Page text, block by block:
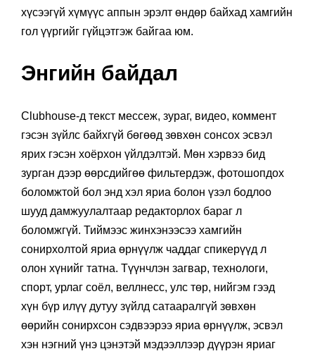
хүсээгүй хүмүүс аппын эрэлт өндөр байхад хамгийн
гол үүргийг гүйцэтгэж байгаа юм.
Энгийн байдал
Clubhouse-д текст мессеж, зураг, видео, коммент
гэсэн зүйлс байхгүй бөгөөд зөвхөн сонсох эсвэл
ярих гэсэн хоёрхон үйлдэлтэй. Мөн хэрвээ бид
зурган дээр өөрсдийгөө фильтердэж, фотошопдох
боломжтой бол энд хэл яриа болон үзэл бодлоо
шууд дамжуулалтаар редакторлох бараг л
боломжгүй. Тиймээс жинхэнээсээ хамгийн
сонирхолтой яриа өрнүүлж чаддаг спикерүүд л
олон хүнийг татна. Түүнчлэн загвар, технологи,
спорт, урлаг соёл, веллнесс, улс төр, нийгэм гээд
хүн бүр илүү дутуу зүйлд сатааралгүй зөвхөн
өөрийн сонирхсон сэдвээрээ яриа өрнүүлж, эсвэл
хэн нэгний үнэ цэнэтэй мэдээллээр дүүрэн яриаг